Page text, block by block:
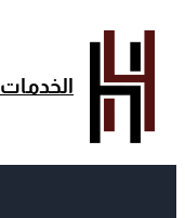
الخدمات